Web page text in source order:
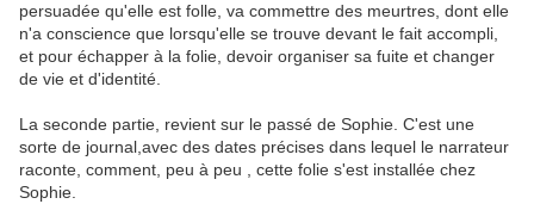
persuadée qu'elle est folle, va commettre des meurtres, dont elle
n'a conscience que lorsqu'elle se trouve devant le fait accompli,
et pour échapper à la folie, devoir organiser sa fuite et changer
de vie et d'identité.
La seconde partie, revient sur le passé de Sophie. C'est une
sorte de journal,avec des dates précises dans lequel le narrateur
raconte, comment, peu à peu , cette folie s'est installée chez
Sophie.